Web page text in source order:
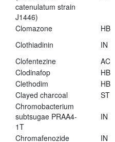
catenulatum strain
J1446)
Clomazone HB
Clothiadinin
IN
Clofentezine
AC
Clodinafop
HB
Clethodim
HB
Clayed charcoal
ST
Chromobacterium
subtsugae PRAA4-
1T
IN
Chromafenozide IN